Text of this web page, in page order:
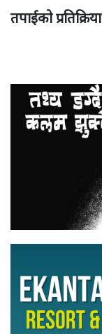
तपाईको प्रतिक्रिया